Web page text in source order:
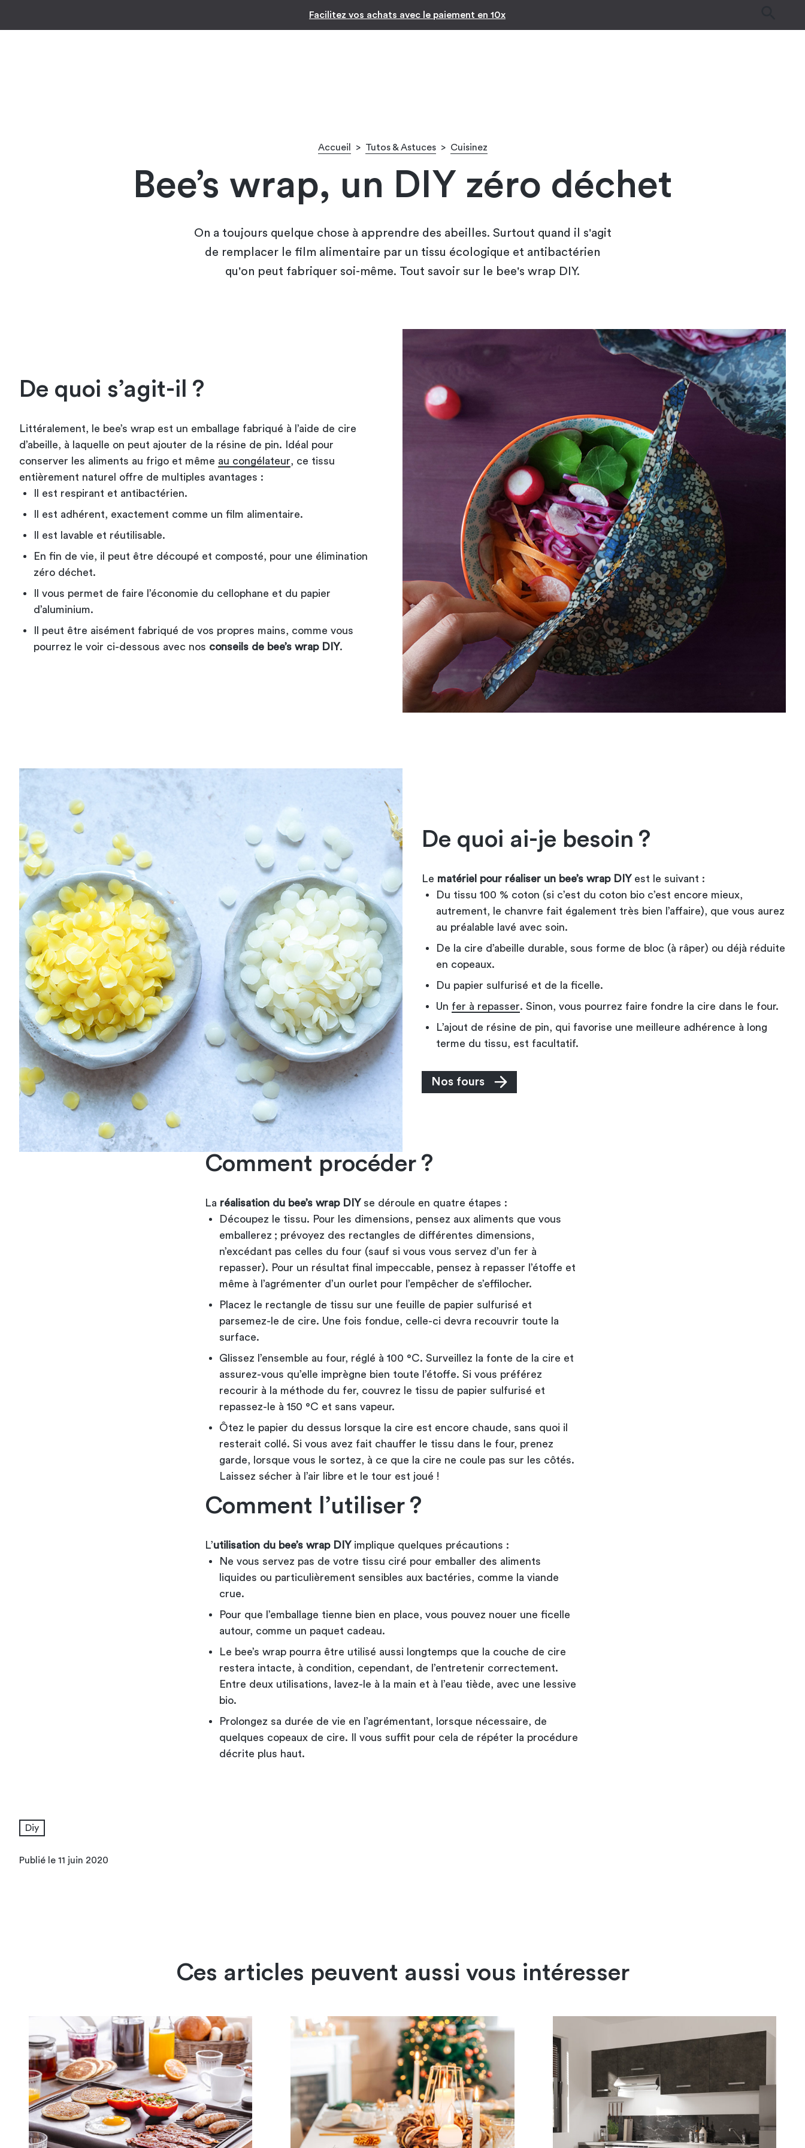
-10% pour les jeunes diplômés !* 🎉Inspiration par pièces
Accueil > Tutos & Astuces > Cuisinez
Bee’s wrap, un DIY zéro déchet
On a toujours quelque chose à apprendre des abeilles. Surtout quand il s'agit
de remplacer le film alimentaire par un tissu écologique et antibactérien
qu'on peut fabriquer soi-même. Tout savoir sur le bee's wrap DIY.
De quoi s’agit-il ?
Littéralement, le bee’s wrap est un emballage fabriqué à l’aide de cire
d’abeille, à laquelle on peut ajouter de la résine de pin. Idéal pour
conserver les aliments au frigo et même au congélateur , ce tissu
entièrement naturel offre de multiples avantages :
Il est respirant et antibactérien.
Il est adhérent, exactement comme un film alimentaire.
Il est lavable et réutilisable.
En fin de vie, il peut être découpé et composté, pour une élimination
zéro déchet.
Il vous permet de faire l’économie du cellophane et du papier
d’aluminium.
Il peut être aisément fabriqué de vos propres mains, comme vous
pourrez le voir ci-dessous avec nos conseils de bee’s wrap DIY.
De quoi ai-je besoin ?
Le matériel pour réaliser un bee’s wrap DIYest le suivant :
Du tissu 100 % coton (si c’est du coton bio c’est encore mieux,
autrement, le chanvre fait également très bien l’affaire), que vous aurez
au préalable lavé avec soin.
De la cire d’abeille durable, sous forme de bloc (à râper) ou déjà réduite
en copeaux.
Du papier sulfurisé et de la ficelle.
Un fer à repasser. Sinon, vous pourrez faire fondre la cire dans le four.
L’ajout de résine de pin, qui favorise une meilleure adhérence à long
terme du tissu, est facultatif.
Nos fours
Comment procéder ?
La réalisation du bee’s wrap DIYse déroule en quatre étapes :
Découpez le tissu. Pour les dimensions, pensez aux aliments que vous
emballerez ; prévoyez des rectangles de différentes dimensions,
n’excédant pas celles du four (sauf si vous vous servez d’un fer à
repasser). Pour un résultat final impeccable, pensez à repasser l’étoffe et
même à l’agrémenter d’un ourlet pour l’empêcher de s’effilocher.
Placez le rectangle de tissu sur une feuille de papier sulfurisé et
parsemez-le de cire. Une fois fondue, celle-ci devra recouvrir toute la
surface.
Glissez l’ensemble au four, réglé à 100 °C. Surveillez la fonte de la cire et
assurez-vous qu’elle imprègne bien toute l’étoffe. Si vous préférez
recourir à la méthode du fer, couvrez le tissu de papier sulfurisé et
repassez-le à 150 °C et sans vapeur.
Ôtez le papier du dessus lorsque la cire est encore chaude, sans quoi il
resterait collé. Si vous avez fait chauffer le tissu dans le four, prenez
garde, lorsque vous le sortez, à ce que la cire ne coule pas sur les côtés.
Laissez sécher à l’air libre et le tour est joué !
Comment l’utiliser ?
L’utilisation du bee’s wrap DIYimplique quelques précautions :
Ne vous servez pas de votre tissu ciré pour emballer des aliments
liquides ou particulièrement sensibles aux bactéries, comme la viande
crue.
Pour que l’emballage tienne bien en place, vous pouvez nouer une ficelle
autour, comme un paquet cadeau.
Le bee’s wrap pourra être utilisé aussi longtemps que la couche de cire
restera intacte, à condition, cependant, de l’entretenir correctement.
Entre deux utilisations, lavez-le à la main et à l’eau tiède, avec une lessive
bio.
Prolongez sa durée de vie en l’agrémentant, lorsque nécessaire, de
quelques copeaux de cire. Il vous suffit pour cela de répéter la procédure
décrite plus haut.
Diy
Publié le 11 juin 2020
Ces articles peuvent aussi vous intéresser